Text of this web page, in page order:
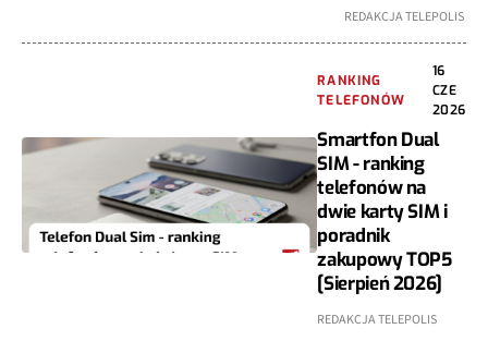
REDAKCJA TELEPOLIS
RANKING
TELEFONÓW
16
CZE
2026
Smartfon Dual
SIM - ranking
telefonów na
dwie karty SIM i
poradnik
zakupowy TOP5
[Sierpień 2026]
REDAKCJA TELEPOLIS